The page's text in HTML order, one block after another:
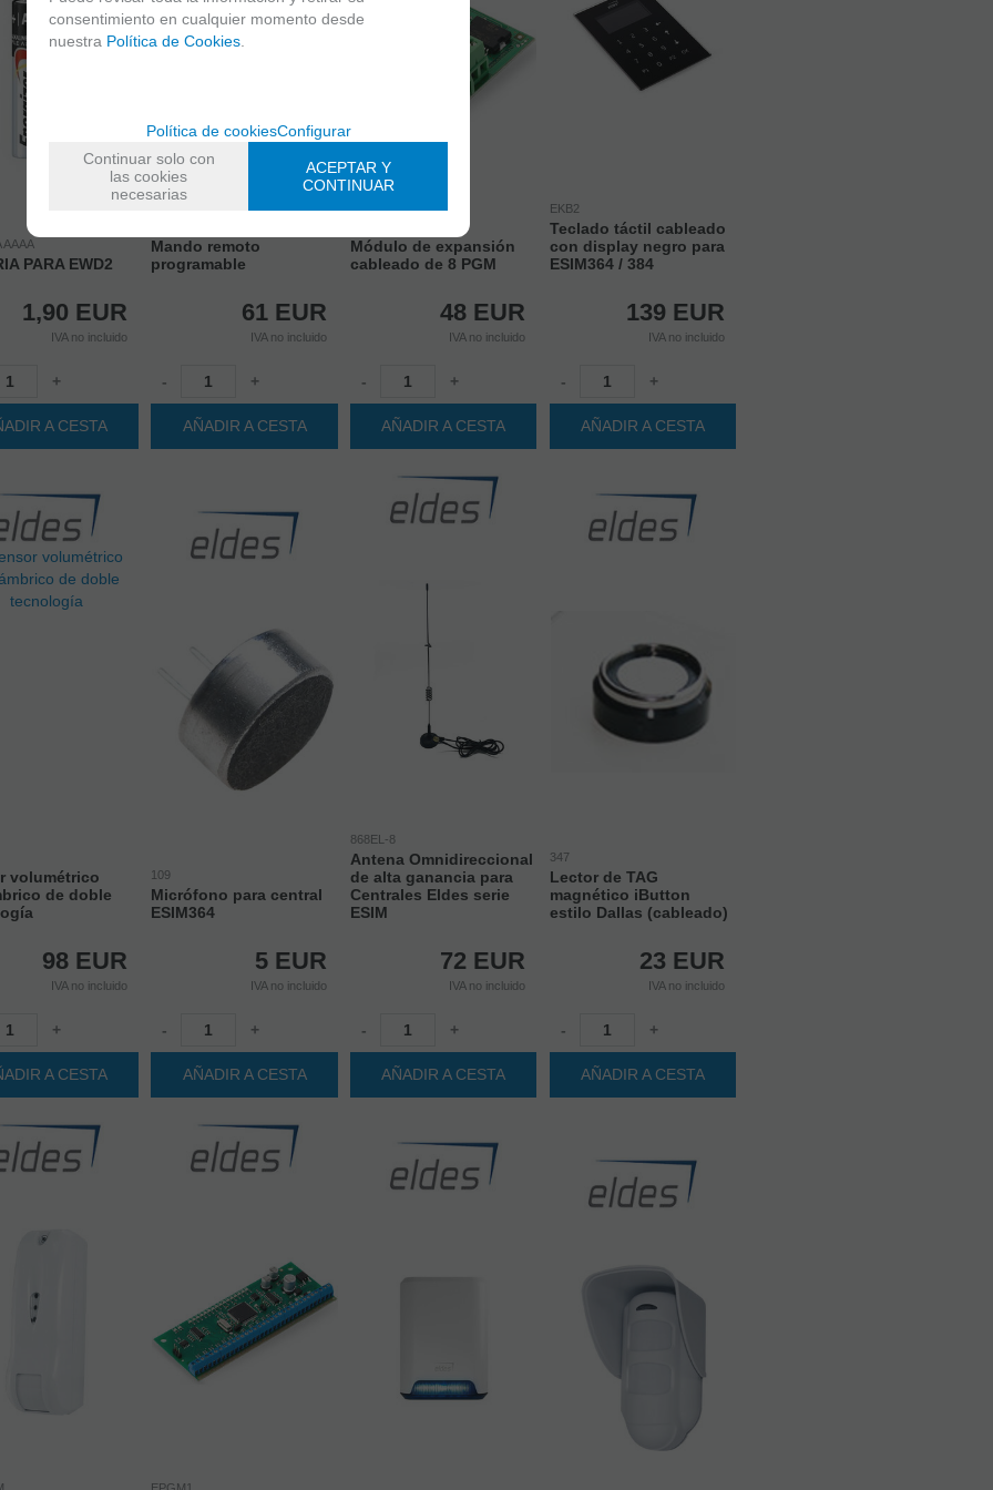
AAAA
PARA EWD2
1,90 EUR
IVA no incluido
+
A CESTA
Mando remoto
programable
61 EUR
IVA no incluido
- +
AÑADIR A CESTA
Módulo de expansión
cableado de 8 PGM
48 EUR
IVA no incluido
- +
AÑADIR A CESTA
EKB2
Teclado táctil cableado
con display negro para
ESIM364 / 384
139 EUR
IVA no incluido
- +
AÑADIR A CESTA
volumétrico
de doble
98 EUR
IVA no incluido
+
A CESTA
109
Micrófono para central
ESIM364
5 EUR
IVA no incluido
- +
AÑADIR A CESTA
868EL-8
Antena Omnidireccional
de alta ganancia para
Centrales Eldes serie
ESIM
72 EUR
IVA no incluido
- +
AÑADIR A CESTA
347
Lector de TAG
magnético iButton
estilo Dallas (cableado)
23 EUR
IVA no incluido
- +
AÑADIR A CESTA
EPGM1
consentimiento en cualquier momento desde
nuestra Política de Cookies
Política de cookiesConfigurar
Continuar solo con
las cookies
necesarias
ACEPTAR Y
CONTINUAR